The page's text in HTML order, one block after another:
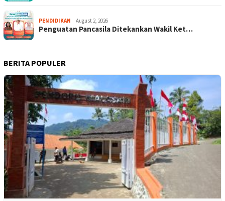
PENDIDIKAN August 2, 2026
Penguatan Pancasila Ditekankan Wakil Ket…
BERITA POPULER